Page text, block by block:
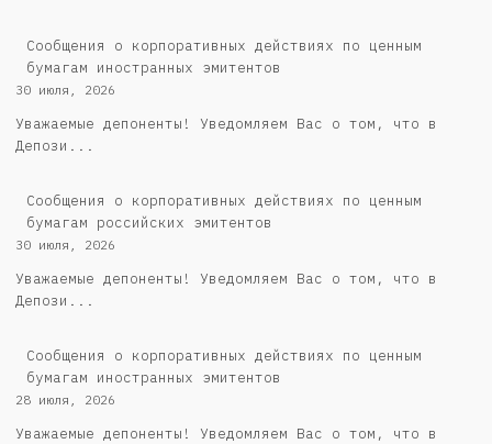
Сообщения о корпоративных действиях по ценным
бумагам иностранных эмитентов
30 июля, 2026
Уважаемые депоненты! Уведомляем Вас о том, что в
Депози...
Cообщения о корпоративных действиях по ценным
бумагам российских эмитентов
30 июля, 2026
Уважаемые депоненты! Уведомляем Вас о том, что в
Депози...
Сообщения о корпоративных действиях по ценным
бумагам иностранных эмитентов
28 июля, 2026
Уважаемые депоненты! Уведомляем Вас о том, что в